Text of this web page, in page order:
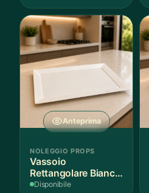
Anteprima
NOLEGGIO PROPS
Vassoio
Rettangolare Bianco
per Scenografie
Disponibile